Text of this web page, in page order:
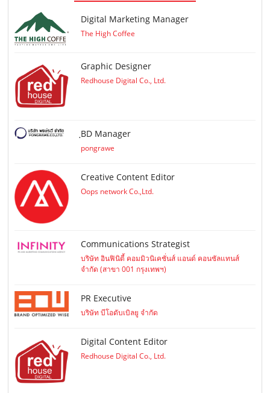
Digital Marketing Manager
The High Coffee
Graphic Designer
Redhouse Digital Co., Ltd.
ฺBD Manager
pongrawe
Creative Content Editor
Oops network Co.,Ltd.
Communications Strategist
บริษัท อินฟินิตี้ คอมมิวนิเคชั่นส์ แอนด์ คอนซัลแทนส์
จำกัด (สาขา 001 กรุงเทพฯ)
PR Executive
บริษัท บีโอดับเบิลยู จำกัด
Digital Content Editor
Redhouse Digital Co., Ltd.